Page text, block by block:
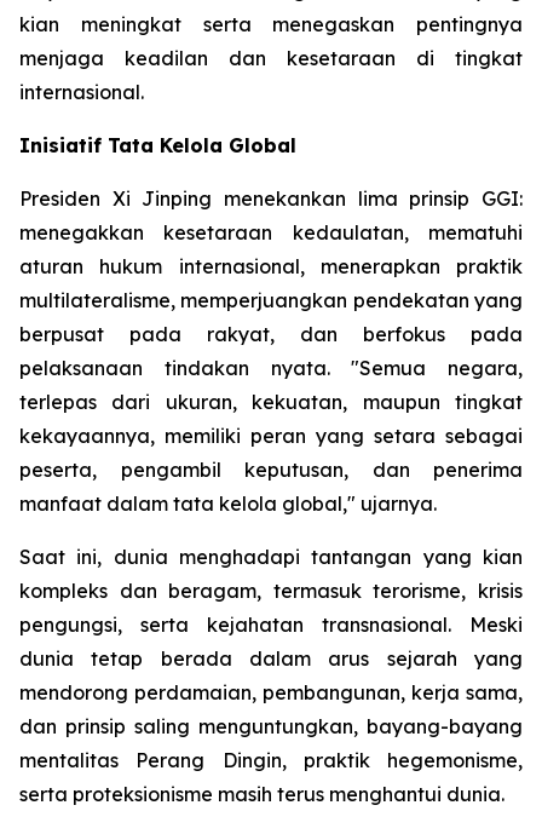
kian meningkat serta menegaskan pentingnya
menjaga keadilan dan kesetaraan di tingkat
internasional.
Inisiatif Tata Kelola Global
Presiden Xi Jinping menekankan lima prinsip GGI:
menegakkan kesetaraan kedaulatan, mematuhi
aturan hukum internasional, menerapkan praktik
multilateralisme, memperjuangkan pendekatan yang
berpusat pada rakyat, dan berfokus pada
pelaksanaan tindakan nyata. "Semua negara,
terlepas dari ukuran, kekuatan, maupun tingkat
kekayaannya, memiliki peran yang setara sebagai
peserta, pengambil keputusan, dan penerima
manfaat dalam tata kelola global," ujarnya.
Saat ini, dunia menghadapi tantangan yang kian
kompleks dan beragam, termasuk terorisme, krisis
pengungsi, serta kejahatan transnasional. Meski
dunia tetap berada dalam arus sejarah yang
mendorong perdamaian, pembangunan, kerja sama,
dan prinsip saling menguntungkan, bayang-bayang
mentalitas Perang Dingin, praktik hegemonisme,
serta proteksionisme masih terus menghantui dunia.